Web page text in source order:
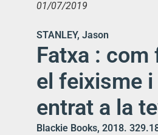
01/07/2019
STANLEY, Jason
Fatxa : com
el feixisme
entrat a la
Blackie Books, 2018.